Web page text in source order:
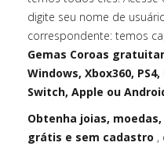
digite seu nome de
correspondente: temos
Gemas Coroas
Windows, Xbox360,
Switch, Apple ou
Obtenha joias,
grátis e sem cadastro ,